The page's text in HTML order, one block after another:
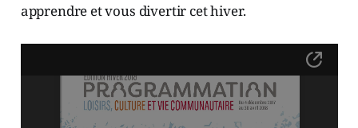
apprendre et vous divertir cet hiver.